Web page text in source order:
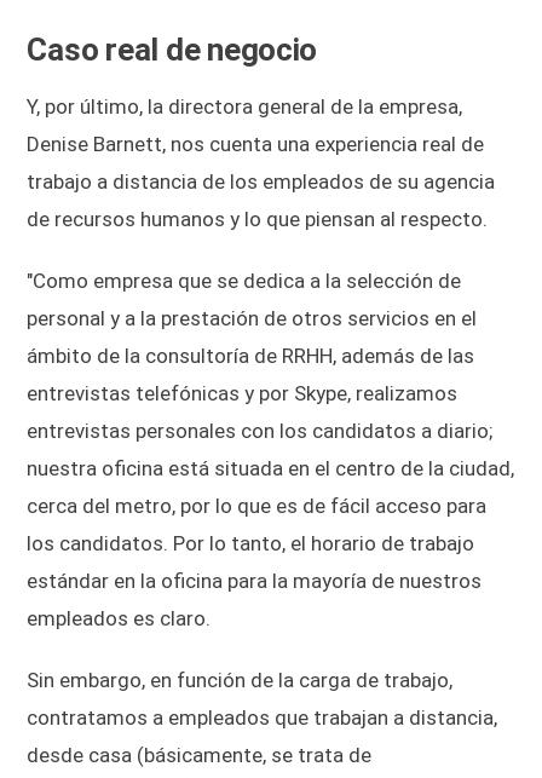
Caso real de negocio
Y, por último, la directora general de la empresa,
Denise Barnett, nos cuenta una experiencia real de
trabajo a distancia de los empleados de su agencia
de recursos humanos y lo que piensan al respecto.
"Como empresa que se dedica a la selección de
personal y a la prestación de otros servicios en el
ámbito de la consultoría de RRHH, además de las
entrevistas telefónicas y por Skype, realizamos
entrevistas personales con los candidatos a diario;
nuestra oficina está situada en el centro de la ciudad,
cerca del metro, por lo que es de fácil acceso para
los candidatos. Por lo tanto, el horario de trabajo
estándar en la oficina para la mayoría de nuestros
empleados es claro.
Sin embargo, en función de la carga de trabajo,
contratamos a empleados que trabajan a distancia,
desde casa (básicamente, se trata de